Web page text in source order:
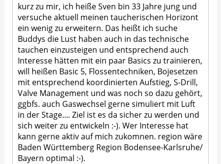
kurz zu mir, ich heiße Sven bin 33 Jahre jung und
versuche aktuell meinen taucherischen Horizont
ein wenig zu erweitern. Das heißt ich suche
Buddys die Lust haben auch in das technische
tauchen einzusteigen und entsprechend auch
Interesse hätten mit ein paar Basics zu trainieren,
will heißen Basic 5, Flossentechniken, Bojesetzen
mit entsprechend koordinierten Aufstieg, S-Drill,
Valve Management und was noch so dazu gehört,
ggbfs. auch Gaswechsel gerne simuliert mit Luft
in der Stage.... Ziel ist es da sicher zu werden und
sich weiter zu entwickeln :-). Wer Interesse hat
kann gerne aktiv auf mich zukomnen. region wäre
Baden Württemberg Region Bodensee-Karlsruhe/
Bayern optimal :-).